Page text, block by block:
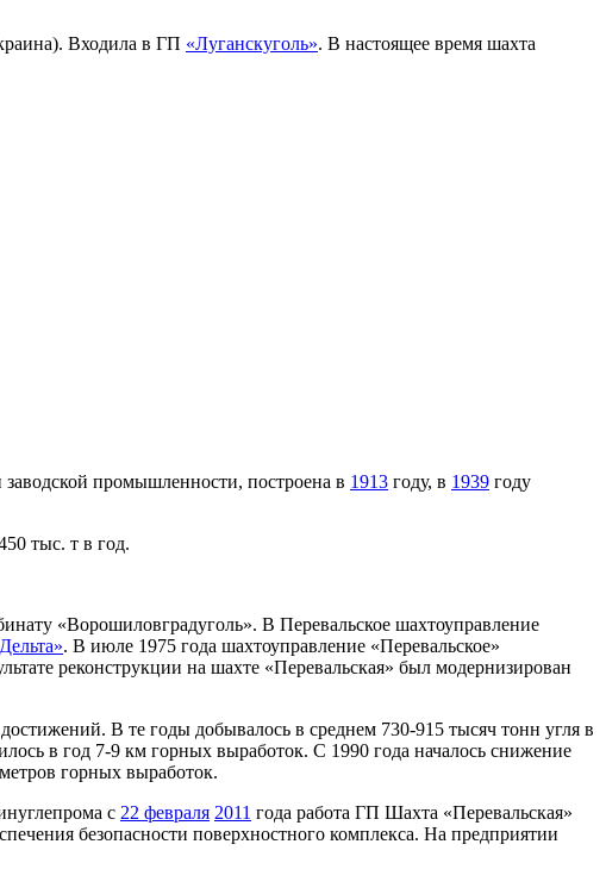
Входила в ГП «Луганскуголь». В настоящее время шахта
промышленности, построена в 1913 году, в 1939 году
тыс. т в год.
«Ворошиловградуголь». В Перевальское шахтоуправление
. В июле 1975 года шахтоуправление «Перевальское»
реконструкции на шахте «Перевальская» был модернизирован
В те годы добывалось в среднем 730-915 тысяч тонн угля в
в год 7-9 км горных выработок. С 1990 года началось снижение
горных выработок.
с 22 февраля 2011 года работа ГП Шахта «Перевальская»
безопасности поверхностного комплекса. На предприятии